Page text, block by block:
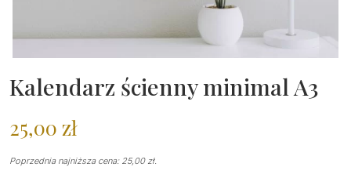
Kalendarz ścienny minimal A3
25,00 zł
Poprzednia najniższa cena: 25,00 zł.